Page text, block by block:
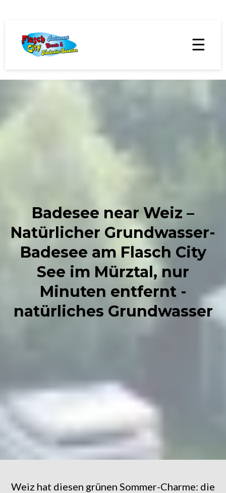
☰
Badesee near Weiz –
Natürlicher Grundwasser-
Badesee am Flasch City
See im Mürztal, nur
Minuten entfernt -
natürliches Grundwasser
Weiz hat diesen grünen Sommer-Charme: die